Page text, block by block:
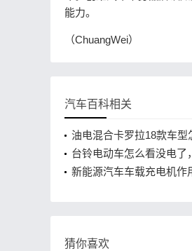
能力。
（ChuangWei）
汽车百科相关
油电混合卡罗拉18款车
得入手吗
台铃电动车怎么看没电了
新能源汽车车载充电机作
猜你喜欢